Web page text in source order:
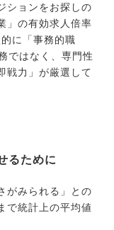
ションをお探しの
」の有効求人倍率
に「事務的職
ではなく、専門性
戦力」が厳選して
るために
がみられる」との
で統計上の平均値